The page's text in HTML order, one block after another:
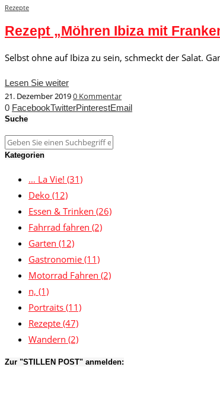
Rezepte
Rezept „Möhren Ibiza mit
Selbst ohne auf Ibiza zu sein, schmeckt der Salat.
Lesen Sie weiter
21. Dezember 20190 Kommentar
0 FacebookTwitterPinterestEmail
Suche
Kategorien
… La Vie! (31)
Deko (12)
Essen & Trinken (26)
Fahrrad fahren (2)
Garten (12)
Gastronomie (11)
Motorrad Fahren (2)
n, (1)
Portraits (11)
Rezepte (47)
Wandern (2)
Zur "STILLEN POST" anmelden: